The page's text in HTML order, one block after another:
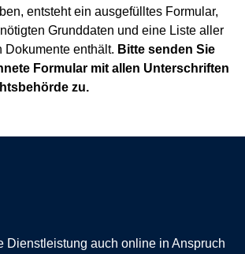
entsteht ein ausgefülltes Formular,
Grunddaten und eine Liste aller
Dokumente enthält. Bitte senden Sie
Formular mit allen Unterschriften
zu.
Dienstleistung auch online in Anspruch